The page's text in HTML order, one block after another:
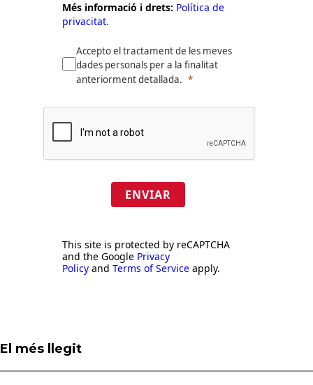
Més informació i drets: Política de
privacitat.
Accepto el tractament de les meves
dades personals per a la finalitat
anteriorment detallada.
ENVIAR
This site is protected by reCAPTCHA
and the Google Privacy
Policy and Terms of Service apply.
El més llegit